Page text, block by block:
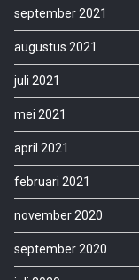
september 2021
augustus 2021
juli 2021
mei 2021
april 2021
februari 2021
november 2020
september 2020